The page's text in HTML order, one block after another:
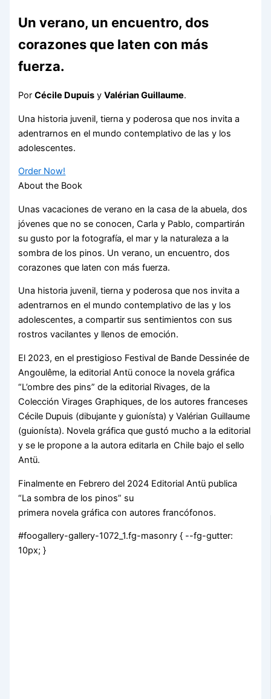
Un verano, un encuentro, dos
corazones que laten con más
fuerza.
PorCécile Dupuis yValérian Guillaume.
Una historia juvenil, tierna y poderosa que nos invita a
adentrarnos en el mundo contemplativo de las y los
adolescentes.
Order Now!
About the Book
Unas vacaciones de verano en la casa de la abuela, dos
jóvenes que no se conocen, Carla y Pablo, compartirán
su gusto por la fotografía, el mar y la naturaleza a la
sombra de los pinos. Un verano, un encuentro, dos
corazones que laten con más fuerza.
Una historia juvenil, tierna y poderosa que nos invita a
adentrarnos en el mundo contemplativo de las y los
adolescentes, a compartir sus sentimientos con sus
rostros vacilantes y llenos de emoción.
El 2023, en el prestigioso Festival de Bande Dessinée de
Angoulême, la editorial Antü conoce la novela gráfica
“L’ombre des pins” de la editorial Rivages, de la
Colección Virages Graphiques, de los autores franceses
Cécile Dupuis (dibujante y guionísta) y Valérian Guillaume
(guionísta). Novela gráfica que gustó mucho a la editorial
y se le propone a la autora editarla en Chile bajo el sello
Antü.
Finalmente en Febrero del 2024 Editorial Antü publica
“La sombra de los pinos” su
primera novela gráfica con autores francófonos.
#foogallery-gallery-1072_1.fg-masonry { --fg-gutter:
10px; }